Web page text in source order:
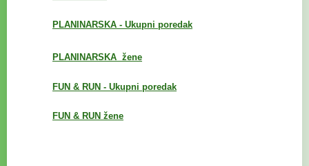
PLANINARSKA - Ukupni poredak
PLANINARSKA žene
FUN & RUN - Ukupni poredak
FUN & RUN žene